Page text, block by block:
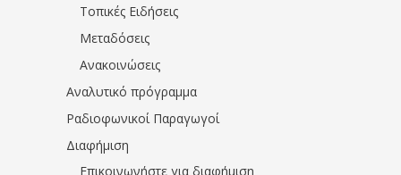
Τοπικές Ειδήσεις
Μεταδόσεις
Ανακοινώσεις
Αναλυτικό πρόγραμμα
Ραδιοφωνικοί Παραγωγοί
Διαφήμιση
Επικοινωνήστε για διαφήμιση